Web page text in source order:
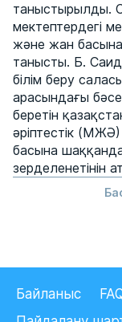
таныстырылды.
мектептердегі
және жан
танысты. Б.
білім беру
арасындағы
беретін
әріптестік
басына
зерделенетінін
Байланыс